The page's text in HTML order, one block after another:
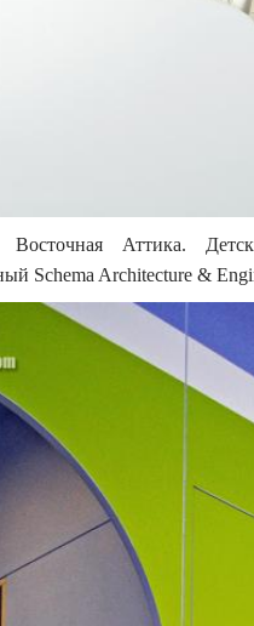
Восточная Аттика.
Schema Architecture &